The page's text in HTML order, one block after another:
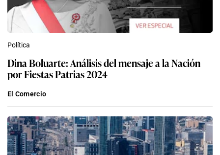
Política
Dina Boluarte: Análisis del mensaje a la Nación
por Fiestas Patrias 2024
El Comercio